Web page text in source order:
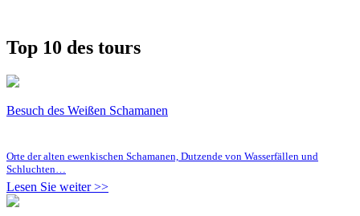
Top 10 des tours
Besuch des Weißen Schamanen
Orte der alten ewenkischen Schamanen, Dutzende von Wasserfällen und
Schluchten…
Lesen Sie weiter >>